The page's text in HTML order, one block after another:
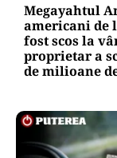
Megayahtul
americani de
fost scos la
proprietar a
de milioane